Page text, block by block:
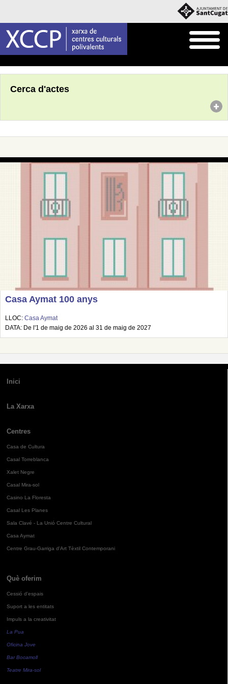
Cerca d'actes
Casa Aymat 100 anys
LLOC: Casa Aymat
DATA: De l'1 de maig de 2026 al 31 de maig de 2027
Inici
La Xarxa
Centres
Casa de Cultura
Casal Torreblanca
Xalet Negre
Casal Mira-sol
Casino La Floresta
Casal Les Planes
Sala Clavé - La Unió Centre Cultural
Casa Aymat
Centre Grau-Garriga d'Art Tèxtil Contemporani
Què oferim
Cessió d'espais
Suport a les entitats
Impuls a la creativitat
La Pua
Oficina Jove
Bar Bocamoll
Teatre Mira-sol